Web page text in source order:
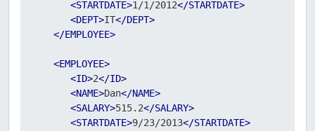
<STARTDATE>1/1/2012</STARTDATE>
<DEPT>IT</DEPT>
</EMPLOYEE>
<EMPLOYEE>
<ID>2</ID>
<NAME>Dan</NAME>
<SALARY>515.2</SALARY>
<STARTDATE>9/23/2013</STARTDATE>